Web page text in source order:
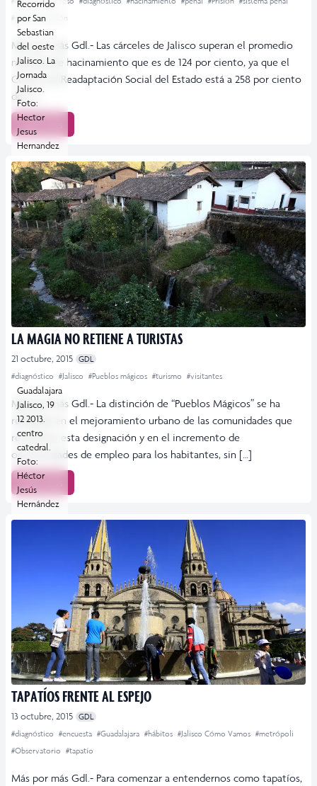
#sobrepoblación
Más por más Gdl.- Las cárceles de Jalisco superan el promedio
nacional de hacinamiento que es de 124 por ciento, ya que el
Centro de Readaptación Social del Estado está a 258 por ciento
de […]
Leer más
Recorrido
por San
Sebastian
del oeste
Jalisco. La
Jornada
Jalisco.
Foto:
Hector
Jesus
Hernandez
LA MAGIA NO RETIENE A TURISTAS
21 octubre, 2015 GDL
#diagnóstico #Jalisco #Pueblos mágicos #turismo #visitantes
Más por más Gdl.- La distinción de “Pueblos Mágicos” se ha
reflejado en el mejoramiento urbano de las comunidades que
recibieron esta designación y en el incremento de
oportunidades de empleo para los habitantes, sin […]
Leer más
Guadalajara
Jalisco, 19
12 2013.
centro
catedral.
Foto:
Héctor
Jesús
Hernández
TAPATÍOS FRENTE AL ESPEJO
13 octubre, 2015 GDL
#diagnóstico #encuesta #Guadalajara #hábitos #Jalisco Cómo Vamos #metrópoli
#Observatorio #tapatío
Más por más Gdl.- Para comenzar a entendernos como tapatíos,